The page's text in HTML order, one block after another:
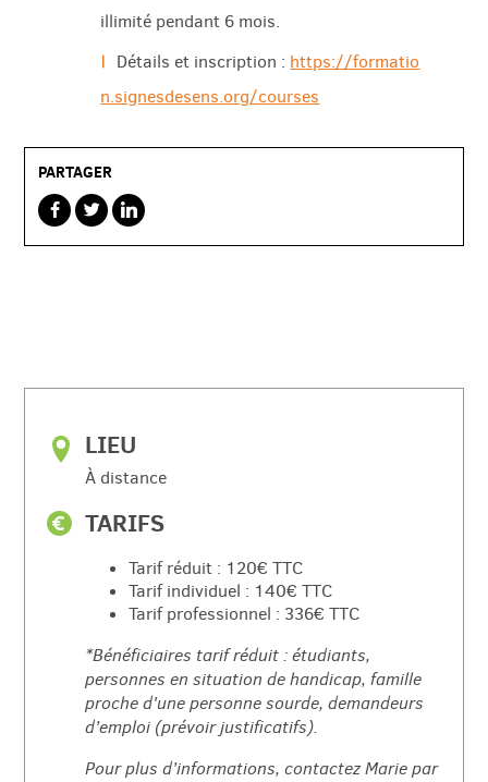
illimité pendant 6 mois.
Détails et inscription : https://formatio
n.signesdesens.org/courses
PARTAGER
sur
facebook
sur
twitterbird
sur
linkedin
LIEU
À distance
TARIFS
Tarif réduit : 120€ TTC
Tarif individuel : 140€ TTC
Tarif professionnel : 336€ TTC
*Bénéficiaires tarif réduit : étudiants,
personnes en situation de handicap, famille
proche d'une personne sourde, demandeurs
d’emploi (prévoir justificatifs).
Pour plus d’informations, contactez Marie par